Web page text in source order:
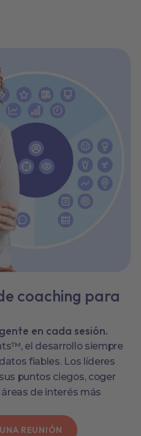
coaching para
en cada sesión.
el desarrollo siempre
fiables. Los líderes
puntos ciegos, coger
de interés más
REUNIÓN